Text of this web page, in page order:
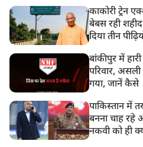
काकोरी ट्रेन
बेबस रही
दिया तीन
बांकीपुर में
परिवार,
गया, जानें कैसे
पाकिस्तान में
बनना चाह रहे
नकवी को ही